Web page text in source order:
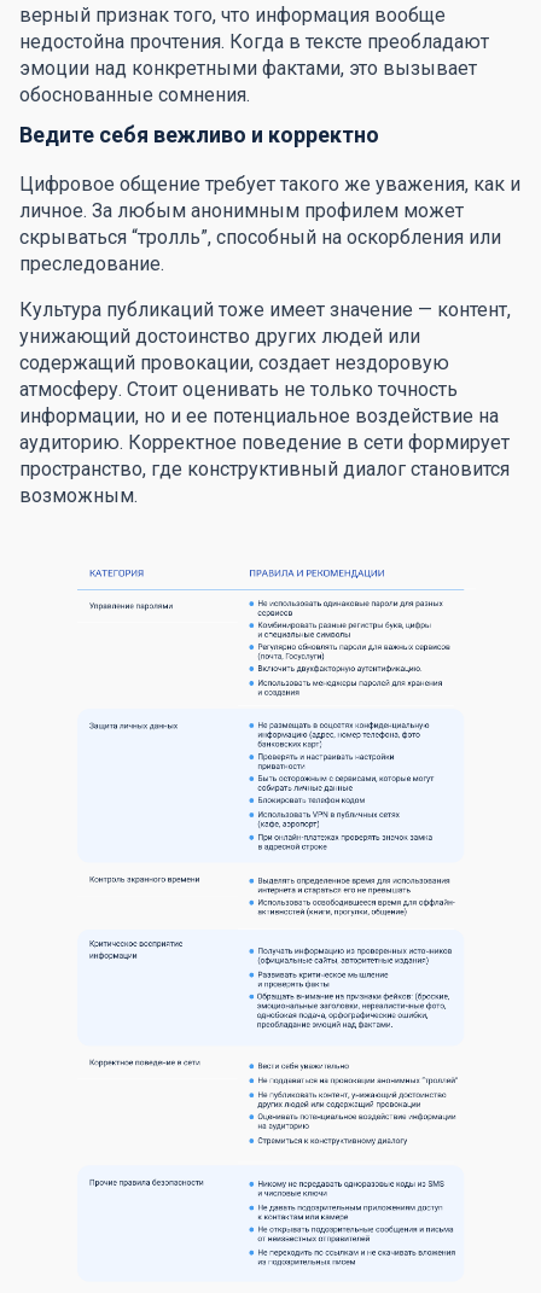
верный признак того, что информация вообще
недостойна прочтения. Когда в тексте преобладают
эмоции над конкретными фактами, это вызывает
обоснованные сомнения.
Ведите себя вежливо и корректно
Цифровое общение требует такого же уважения, как и
личное. За любым анонимным профилем может
скрываться “тролль”, способный на оскорбления или
преследование.
Культура публикаций тоже имеет значение — контент,
унижающий достоинство других людей или
содержащий провокации, создает нездоровую
атмосферу. Стоит оценивать не только точность
информации, но и ее потенциальное воздействие на
аудиторию. Корректное поведение в сети формирует
пространство, где конструктивный диалог становится
возможным.